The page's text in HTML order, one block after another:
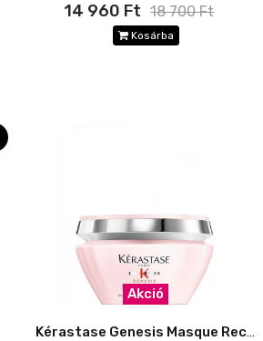
14 960 Ft 18 700 Ft
Kosárba
Akció
Kérastase Genesis Masque Reconstituant